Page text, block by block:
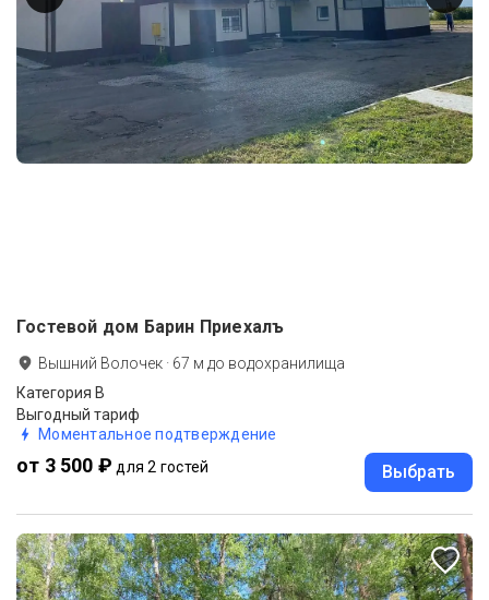
Гостевой дом Барин Приехалъ
Вышний Волочек · 67 м до водохранилища
Категория В
Выгодный тариф
Моментальное подтверждение
от 3 500 ₽ для 2 гостей Выбрать